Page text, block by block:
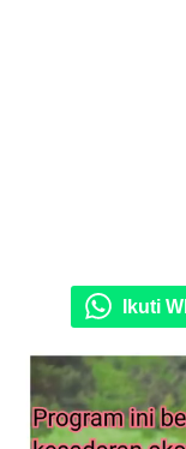
Ikuti